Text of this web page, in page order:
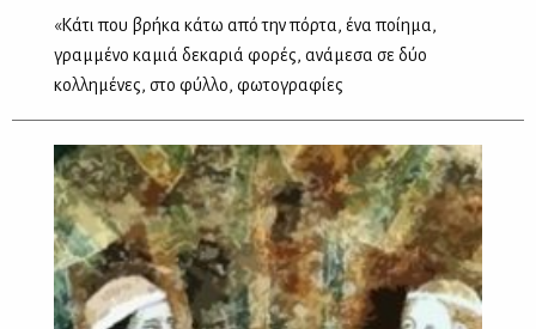
«Kάτι που βρήκα κάτω από την πόρτα, ένα ποίημα,
γραμμένο καμιά δεκαριά φορές, ανάμεσα σε δύο
κολλημένες, στο φύλλο, φωτογραφίες